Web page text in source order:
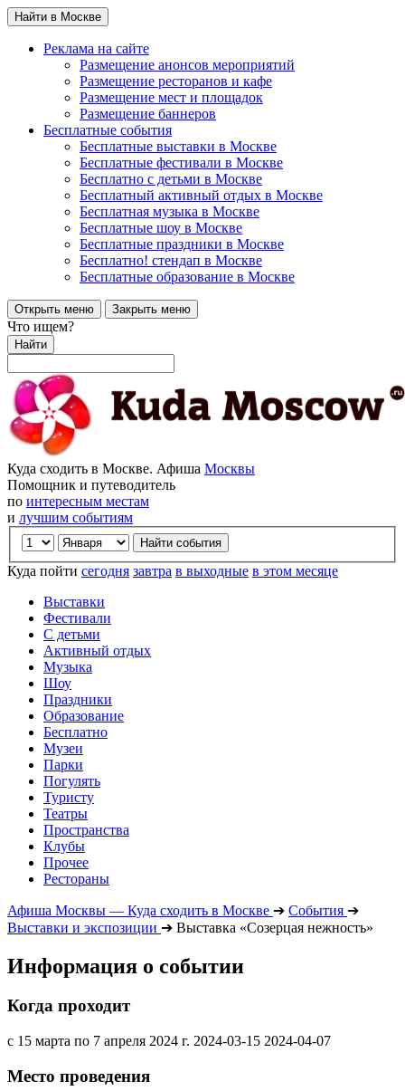
Найти в Москве
Реклама на сайте
Размещение анонсов мероприятий
Размещение ресторанов и кафе
Размещение мест и площадок
Размещение баннеров
Бесплатные события
Бесплатные выставки в Москве
Бесплатные фестивали в Москве
Бесплатно с детьми в Москве
Бесплатный активный отдых в Москве
Бесплатная музыка в Москве
Бесплатные шоу в Москве
Бесплатные праздники в Москве
Бесплатно! стендап в Москве
Бесплатные образование в Москве
Открыть меню Закрыть меню
Что ищем?
Найти
Куда сходить в Москве. Афиша Москвы
Помощник и путеводитель
по интересным местам
и лучшим событиям
Куда пойти сегодня завтра в выходные в этом месяце
Выставки
Фестивали
С детьми
Активный отдых
Музыка
Шоу
Праздники
Образование
Бесплатно
Музеи
Парки
Погулять
Туристу
Театры
Пространства
Клубы
Прочее
Рестораны
Афиша Москвы — Куда сходить в Москве ➔ События ➔
Выставки и экспозиции ➔ Выставка «Созерцая нежность»
Информация о событии
Когда проходит
с 15 марта по 7 апреля 2024 г. 2024-03-15 2024-04-07
Место проведения